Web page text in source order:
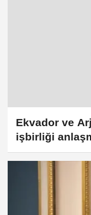
Ekvador ve
işbirliği